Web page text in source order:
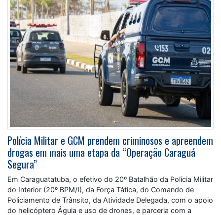
Polícia Militar e GCM prendem criminosos e apreendem
drogas em mais uma etapa da “Operação Caraguá
Segura”
Em Caraguatatuba, o efetivo do 20º Batalhão da Polícia Militar
do Interior (20º BPM/I), da Força Tática, do Comando de
Policiamento de Trânsito, da Atividade Delegada, com o apoio
do helicóptero Águia e uso de drones, e parceria com a